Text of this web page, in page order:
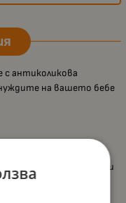
антиколикова
на вашето бебе
риска от въздушни
свързан с